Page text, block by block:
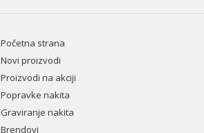
Početna strana
Novi proizvodi
Proizvodi na akciji
Popravke nakita
Graviranje nakita
Brendovi